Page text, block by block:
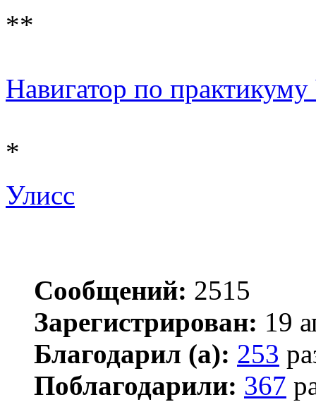
**
Навигатор по
*
Улисс
Сообщений: 2515
Зарегистрирован: 19
Благодарил (а): 253
Поблагодарили: 367